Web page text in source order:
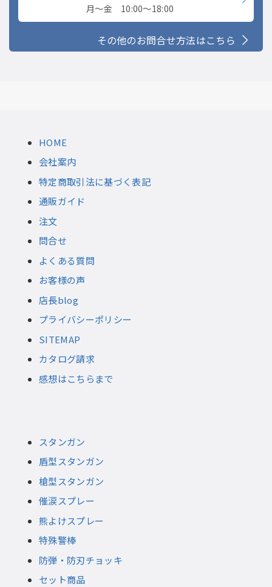
月〜金 10:00〜18:00
その他のお問合せ方法はこちら
HOME
会社案内
特定商取引法に基づく表記
通販ガイド
注文
問合せ
よくある質問
お客様の声
店長blog
プライバシーポリシー
SITEMAP
カタログ請求
感想はこちらまで
スタンガン
盾型スタンガン
槍型スタンガン
催涙スプレー
熊よけスプレー
特殊警棒
防弾・防刃チョッキ
セット商品